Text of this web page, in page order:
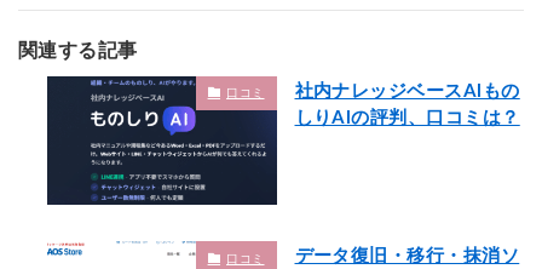
関連する記事
口コミ
社内ナレッジベースAIもの
しりAIの評判、口コミは？
口コミ
データ復旧・移行・抹消ソ